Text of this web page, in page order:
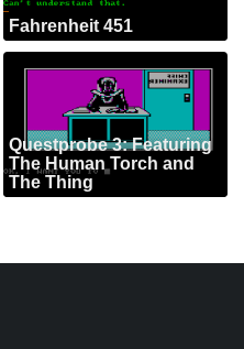
Fahrenheit 451
Questprobe 3: Featuring
The Human Torch and
The Thing